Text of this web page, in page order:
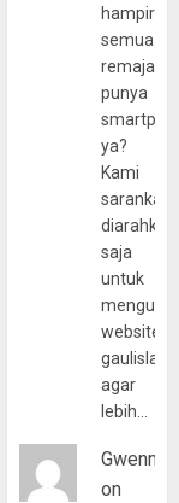
hampir
semua
remaja
punya
ya?
Kami
sarankan,
diarahkan
saja
untuk
website
agar
lebih…
Gwenny
on